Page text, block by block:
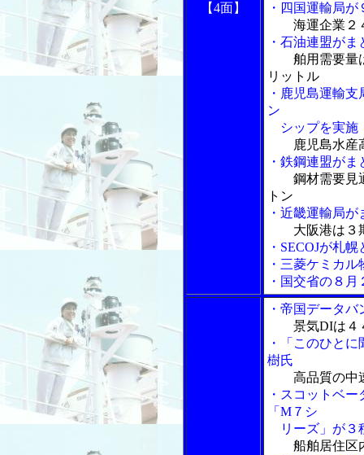
【4面】
・四国運輸局
海運企業２
・石油連盟が
舶用需要量
リットル
・鹿児島運輸
ン
シップを実施
鹿児島水産
・鉄鋼連盟が
鋼材需要見
トン
・近畿運輸局
大阪港は３
・SECOJが札
・三菱ケミカ
・国交省の８
・帝国データ
景気DIは４
・「このひと
樹氏
高品質の中
・スコットベ
「M７シ
リーズ」が３
船舶居住区